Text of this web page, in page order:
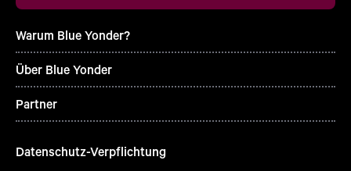
Warum Blue Yonder?
Über Blue Yonder
Partner
Datenschutz-Verpflichtung